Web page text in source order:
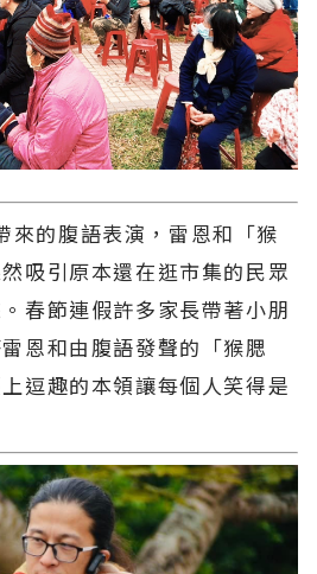
的腹語表演，雷恩和「猴
吸引原本還在逛市集的民眾
春節連假許多家長帶著小朋
恩和由腹語發聲的「猴腮
逗趣的本領讓每個人笑得是